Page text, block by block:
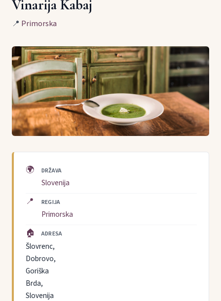
Vinarija Kabaj
📍 Primorska
🌍 DRŽAVA
Slovenija
📍 REGIJA
Primorska
🏠 ADRESA
Šlovrenc,
Dobrovo,
Goriška
Brda,
Slovenija